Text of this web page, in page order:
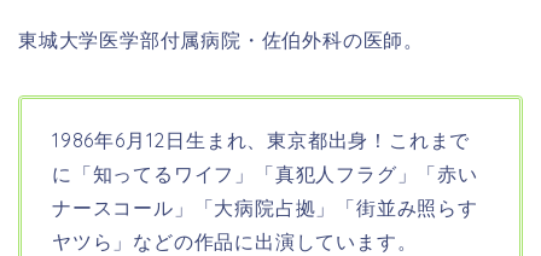
東城大学医学部付属病院・佐伯外科の医師。
1986年6月12日生まれ、東京都出身！これまで
に「知ってるワイフ」「真犯人フラグ」「赤い
ナースコール」「大病院占拠」「街並み照らす
ヤツら」などの作品に出演しています。